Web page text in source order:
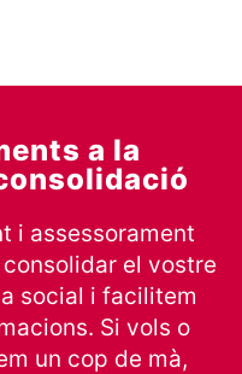
a la
i assessorament
el vostre
social i facilitem
Si vols o
un cop de mà,